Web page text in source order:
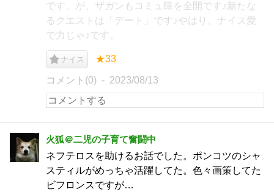
です、が、ザガンもコミュ障を全開です♪新たな
るクエストは「デート」です♪やはり、ナイス愛
で力じゃ♪です。
ナイス ★33
コメント(0) 2023/08/13
火狐＠二児の子育て奮闘中
ネフテロスを助けるお話でした。ポンコツのシャ
スティルがめっちゃ活躍してた。色々画策してた
ビフロンスですが…